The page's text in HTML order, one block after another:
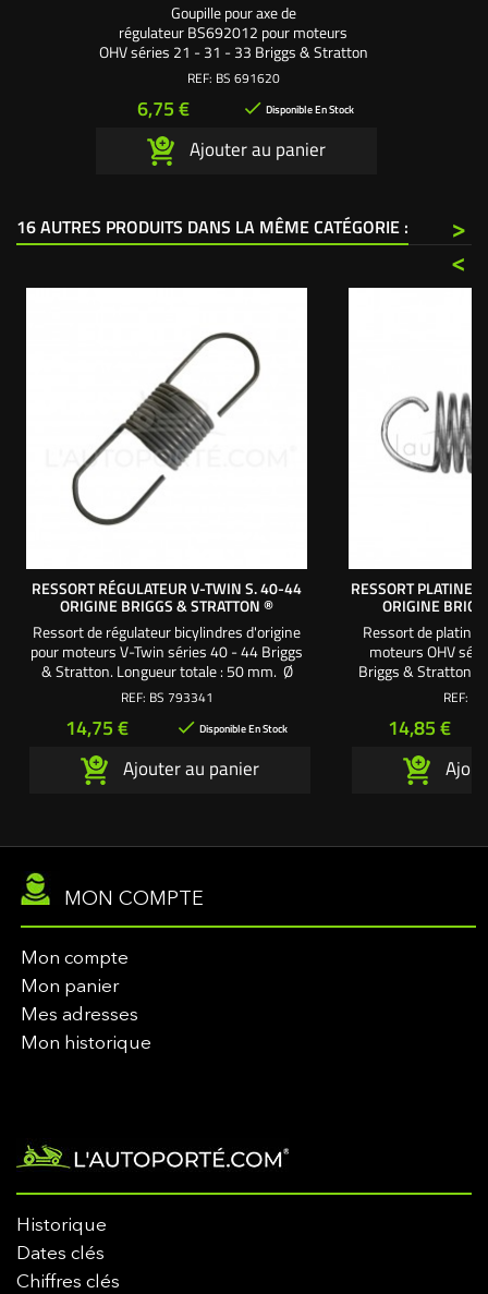
Goupille pour axe de
régulateur BS692012 pour moteurs
OHV séries 21 - 31 - 33 Briggs & Stratton
Ø 1,15 mm. Longueur : 22 mm.
REF: BS 691620
Prix
6,75 €  Disponible En Stock
Ajouter au panier
16 AUTRES PRODUITS DANS LA MÊME CATÉGORIE :
>
<
RESSORT RÉGULATEUR V-TWIN S. 40-44
ORIGINE BRIGGS & STRATTON ®
Ressort de régulateur bicylindres d'origine
pour moteurs V-Twin séries 40 - 44 Briggs
& Stratton. Longueur totale : 50 mm. Ø
spirale : 15 mm - Longueur : 13 mm.
REF: BS 793341
Prix
14,75 €  Disponible En Stock
Ajouter au panier
RESSORT PLATINE
ORIGINE
Ressort de platine
moteurs OHV
Briggs & Stratton.
10
REF:
Prix
14,85 €
MON COMPTE
Mon compte
Mon panier
Mes adresses
Mon historique
Historique
Dates clés
Chiffres clés